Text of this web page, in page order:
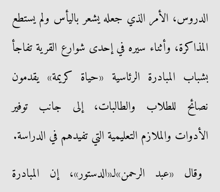
الدروس، الأمر الذي جعله يشعر باليأس ولم يستطع
المذاكرة، وأثناء سيره في إحدى شوارع القرية تفاجأ
بشباب المبادرة الرئاسية «حياة كريمة» يقدمون
نصائح للطلاب والطالبات، إلى جانب توفير
الأدوات والملازم التعليمية التي تفيدهم في الدراسة.
وقال «عبد الرحمن»لـ«الدستور»، إن المبادرة